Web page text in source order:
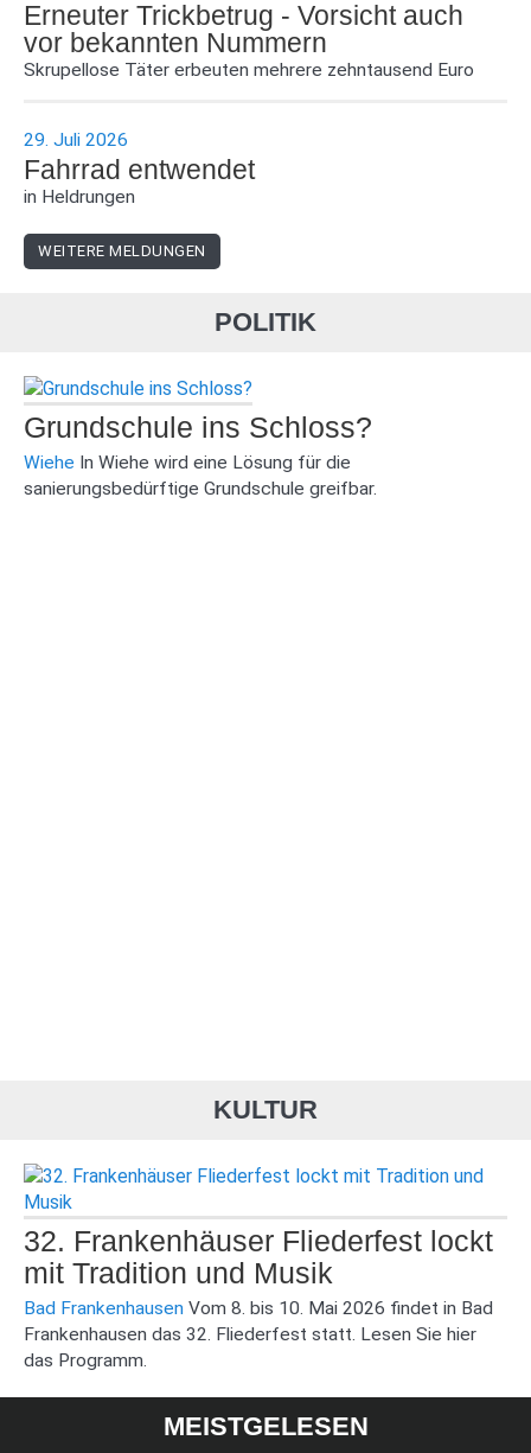
Erneuter Trickbetrug - Vorsicht auch
vor bekannten Nummern
Skrupellose Täter erbeuten mehrere zehntausend Euro
29. Juli 2026
Fahrrad entwendet
in Heldrungen
WEITERE MELDUNGEN
POLITIK
Grundschule ins Schloss?
Wiehe In Wiehe wird eine Lösung für die
sanierungsbedürftige Grundschule greifbar.
KULTUR
32. Frankenhäuser Fliederfest lockt
mit Tradition und Musik
Bad Frankenhausen Vom 8. bis 10. Mai 2026 findet in Bad
Frankenhausen das 32. Fliederfest statt. Lesen Sie hier
das Programm.
MEISTGELESEN